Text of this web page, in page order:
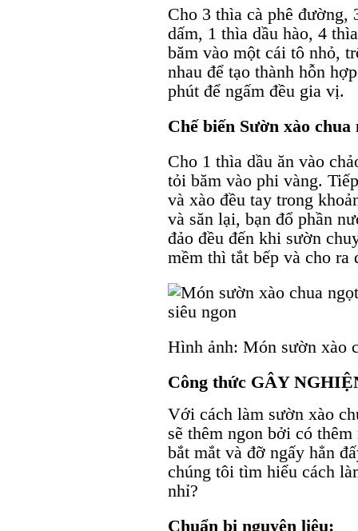
Cho 3 thìa cà phê đường,
dấm, 1 thìa dầu hào, 4
băm vào một cái tô nhỏ,
nhau để tạo thành hỗn
phút để ngấm đều gia vị.
Chế biến Sườn xào chua
Cho 1 thìa dầu ăn vào
tỏi băm vào phi vàng.
và xào đều tay trong
và săn lại, bạn đổ phần
đảo đều đến khi sườn
mềm thì tắt bếp và cho ra
Hình ảnh: Món sườn xào
Công thức GÂY
Với cách làm sườn xào
sẽ thêm ngon bởi có
bắt mắt và đỡ ngấy hẳn
chúng tôi tìm hiểu cách
nhỉ?
Chuẩn bị nguyên liệu: